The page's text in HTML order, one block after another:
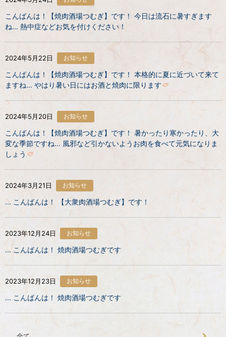
こんばんは！【焼肉酒場つむぎ】です！ 今日は流石に暑すぎます
ね… 熱中症などお気を付けください！
2024年5月22日 お知らせ
こんばんは！【焼肉酒場つむぎ】です！ 本格的に夏に近づいて来て
ますね… やはり暑い日にはお酒と焼肉に限ります
2024年5月20日 お知らせ
こんばんは！【焼肉酒場つむぎ】です！ 暑かったり寒かったり、大
変な季節ですね… 風邪など引かないようお肉を食べて元気になりま
しょう
2024年3月21日 お知らせ
… こんばんは！ 【大衆肉酒場つむぎ】です！
2023年12月24日 お知らせ
… こんばんは！ 焼肉酒場つむぎです
2023年12月23日 お知らせ
… こんばんは！ 焼肉酒場つむぎです